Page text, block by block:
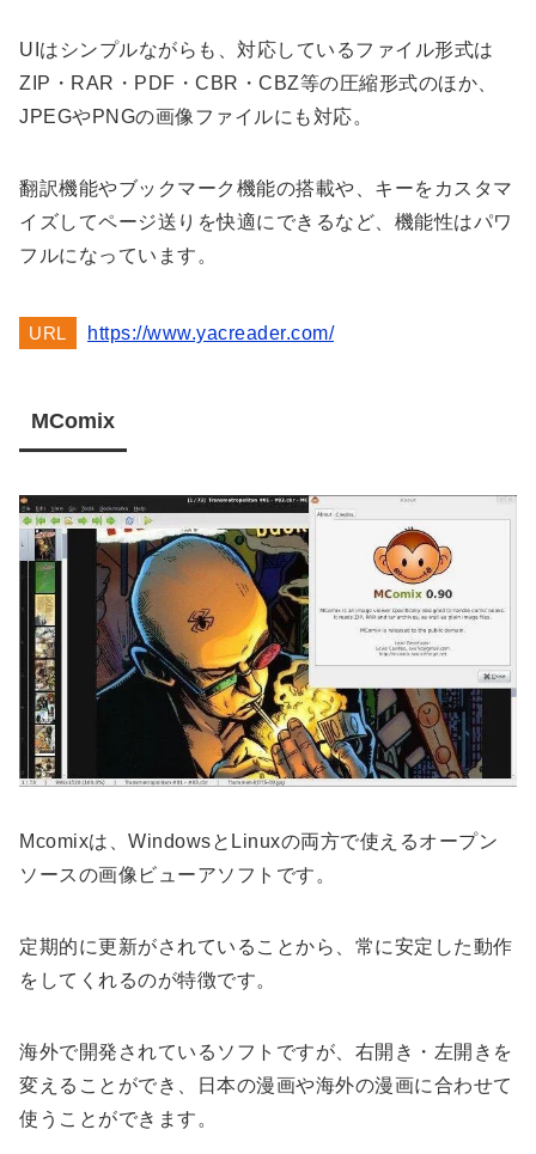
UIはシンプルながらも、対応しているファイル形式は
ZIP・RAR・PDF・CBR・CBZ等の圧縮形式のほか、
JPEGやPNGの画像ファイルにも対応。
翻訳機能やブックマーク機能の搭載や、キーをカスタマ
イズしてページ送りを快適にできるなど、機能性はパワ
フルになっています。
URL https://www.yacreader.com/
MComix
Mcomixは、WindowsとLinuxの両方で使えるオープン
ソースの画像ビューアソフトです。
定期的に更新がされていることから、常に安定した動作
をしてくれるのが特徴です。
海外で開発されているソフトですが、右開き・左開きを
変えることができ、日本の漫画や海外の漫画に合わせて
使うことができます。